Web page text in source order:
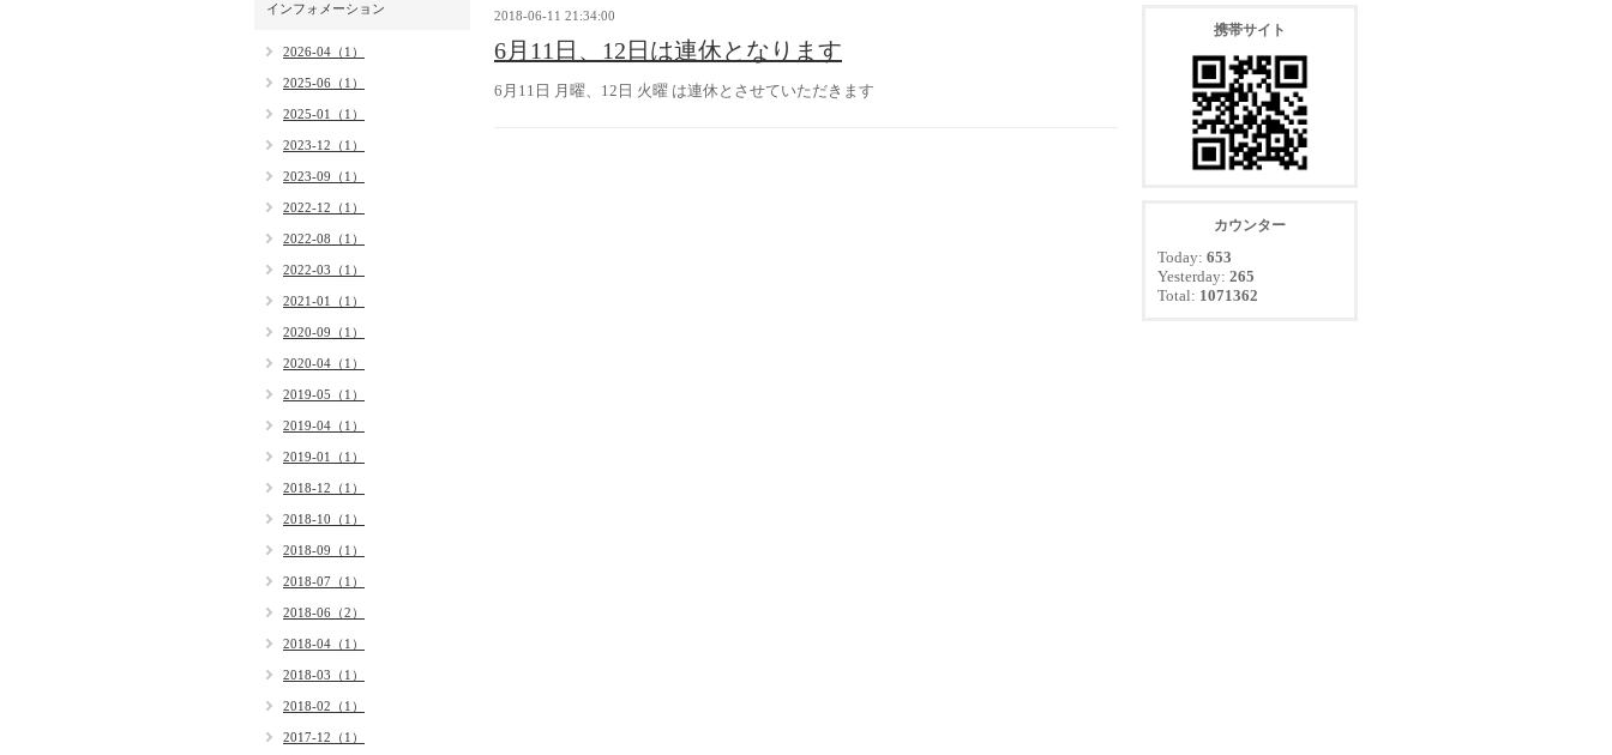
2018-06-11 21:34:00
6月11日、12日は連休となります
6月11日 月曜、12日 火曜 は連休とさせていただきます
インフォメーション
2026-04（1）
2025-06（1）
2025-01（1）
2023-12（1）
2023-09（1）
2022-12（1）
2022-08（1）
2022-03（1）
2021-01（1）
2020-09（1）
2020-04（1）
2019-05（1）
2019-04（1）
2019-01（1）
2018-12（1）
2018-10（1）
2018-09（1）
2018-07（1）
2018-06（2）
2018-04（1）
2018-03（1）
2018-02（1）
2017-12（1）
携帯サイト
カウンター
Today: 653
Yesterday: 265
Total: 1071362